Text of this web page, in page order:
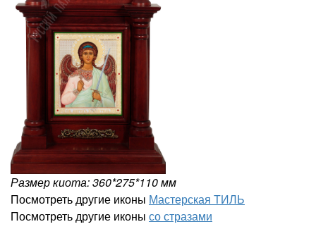
Размер киота: 360*275*110 мм
Посмотреть другие иконы Мастерская ТИЛЬ
Посмотреть другие иконы со стразами